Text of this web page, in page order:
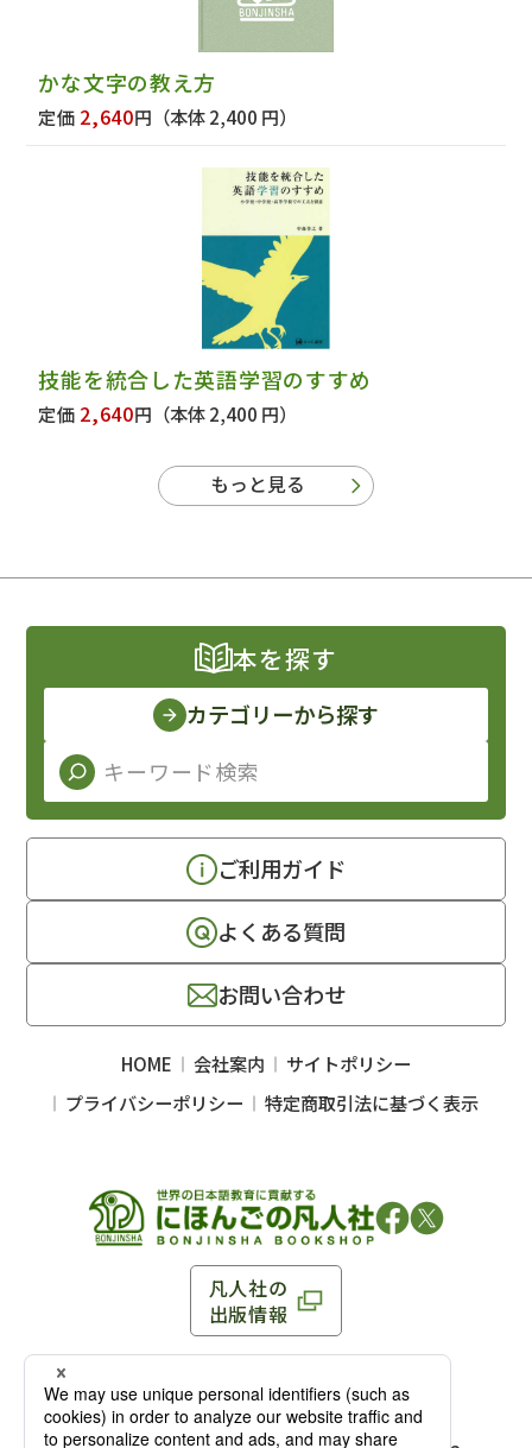
かな文字の教え方
定価 2,640円 （本体 2,400 円）
技能を統合した英語学習のすすめ
定価 2,640円 （本体 2,400 円）
もっと見る
凡人社の
出版情報
〒102-0093 東京都千代田区平河町 1-3-13 8F
TEL：03-3263-3959／FAX：03-3263-3116
本を探す
カテゴリーから探す
ご利用ガイド
よくある質問
お問い合わせ
HOME 会社案内
サイトポリシー
プライバシーポリシー
特定商取引法に基づく表示